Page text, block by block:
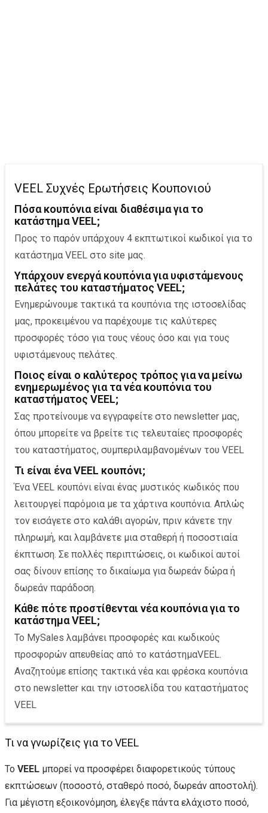
VEEL Συχνές Ερωτήσεις Κουπονιού
Πόσα κουπόνια είναι διαθέσιμα για το
κατάστημα VEEL;
Προς το παρόν υπάρχουν 4 εκπτωτικοί κωδικοί για το
κατάστημα VEEL στο site μας.
Υπάρχουν ενεργά κουπόνια για υφιστάμενoυς
πελάτες του καταστήματος VEEL;
Ενημερώνουμε τακτικά τα κουπόνια της ιστοσελίδας
μας, προκειμένου να παρέχουμε τις καλύτερες
προσφορές τόσο για τους νέους όσο και για τους
υφιστάμενους πελάτες.
Ποιος είναι ο καλύτερος τρόπος για να μείνω
ενημερωμένος για τα νέα κουπόνια του
καταστήματος VEEL;
Σας προτείνουμε να εγγραφείτε στο newsletter μας,
όπου μπορείτε να βρείτε τις τελευταίες προσφορές
του καταστήματος, συμπεριλαμβανομένων του VEEL
Τι είναι ένα VEEL κουπόνι;
Ένα VEEL κουπόνι είναι ένας μυστικός κωδικός που
λειτουργεί παρόμοια με τα χάρτινα κουπόνια. Απλώς
τον εισάγετε στο καλάθι αγορών, πριν κάνετε την
πληρωμή, και λαμβάνετε μια σταθερή ή ποσοστιαία
έκπτωση. Σε πολλές περιπτώσεις, οι κωδικοί αυτοί
σας δίνουν επίσης το δικαίωμα για δωρεάν δώρα ή
δωρεάν παράδοση.
Κάθε πότε προστίθενται νέα κουπόνια για το
κατάστημα VEEL;
Το MySales λαμβάνει προσφορές και κωδικούς
προσφορών απευθείας από το κατάστημαVEEL.
Αναζητούμε επίσης τακτικά νέα και φρέσκα κουπόνια
στο newsletter και την ιστοσελίδα του καταστήματος
VEEL
Τι να γνωρίζεις για το VEEL
Το VEEL μπορεί να προσφέρει διαφορετικούς τύπους
εκπτώσεων (ποσοστό, σταθερό ποσό, δωρεάν αποστολή).
Για μέγιστη εξοικονόμηση, έλεγξε πάντα ελάχιστο ποσό,